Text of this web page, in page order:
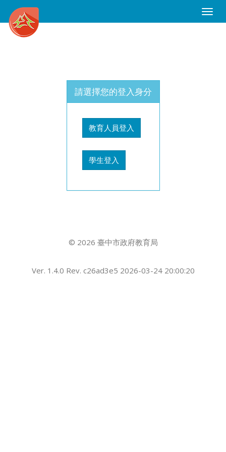
Toggle
請選擇您的登入身分
教育人員登入
學生登入
© 2026 臺中市政府教育局
Ver. 1.4.0 Rev. c26ad3e5 2026-03-24 20:00:20